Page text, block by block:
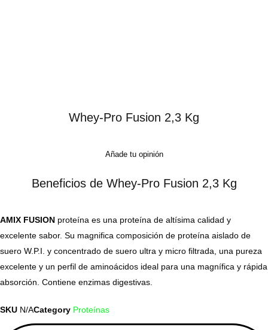
Whey-Pro Fusion 2,3 Kg
Añade tu opinión
Beneficios de Whey-Pro Fusion 2,3 Kg
AMIX FUSION proteína es una proteína de altísima calidad y
excelente sabor. Su magnifica composición de proteína aislado de
suero W.P.I. y concentrado de suero ultra y micro filtrada, una pureza
excelente y un perfil de aminoácidos ideal para una magnífica y rápida
absorción. Contiene enzimas digestivas.
SKU N/ACategory Proteínas